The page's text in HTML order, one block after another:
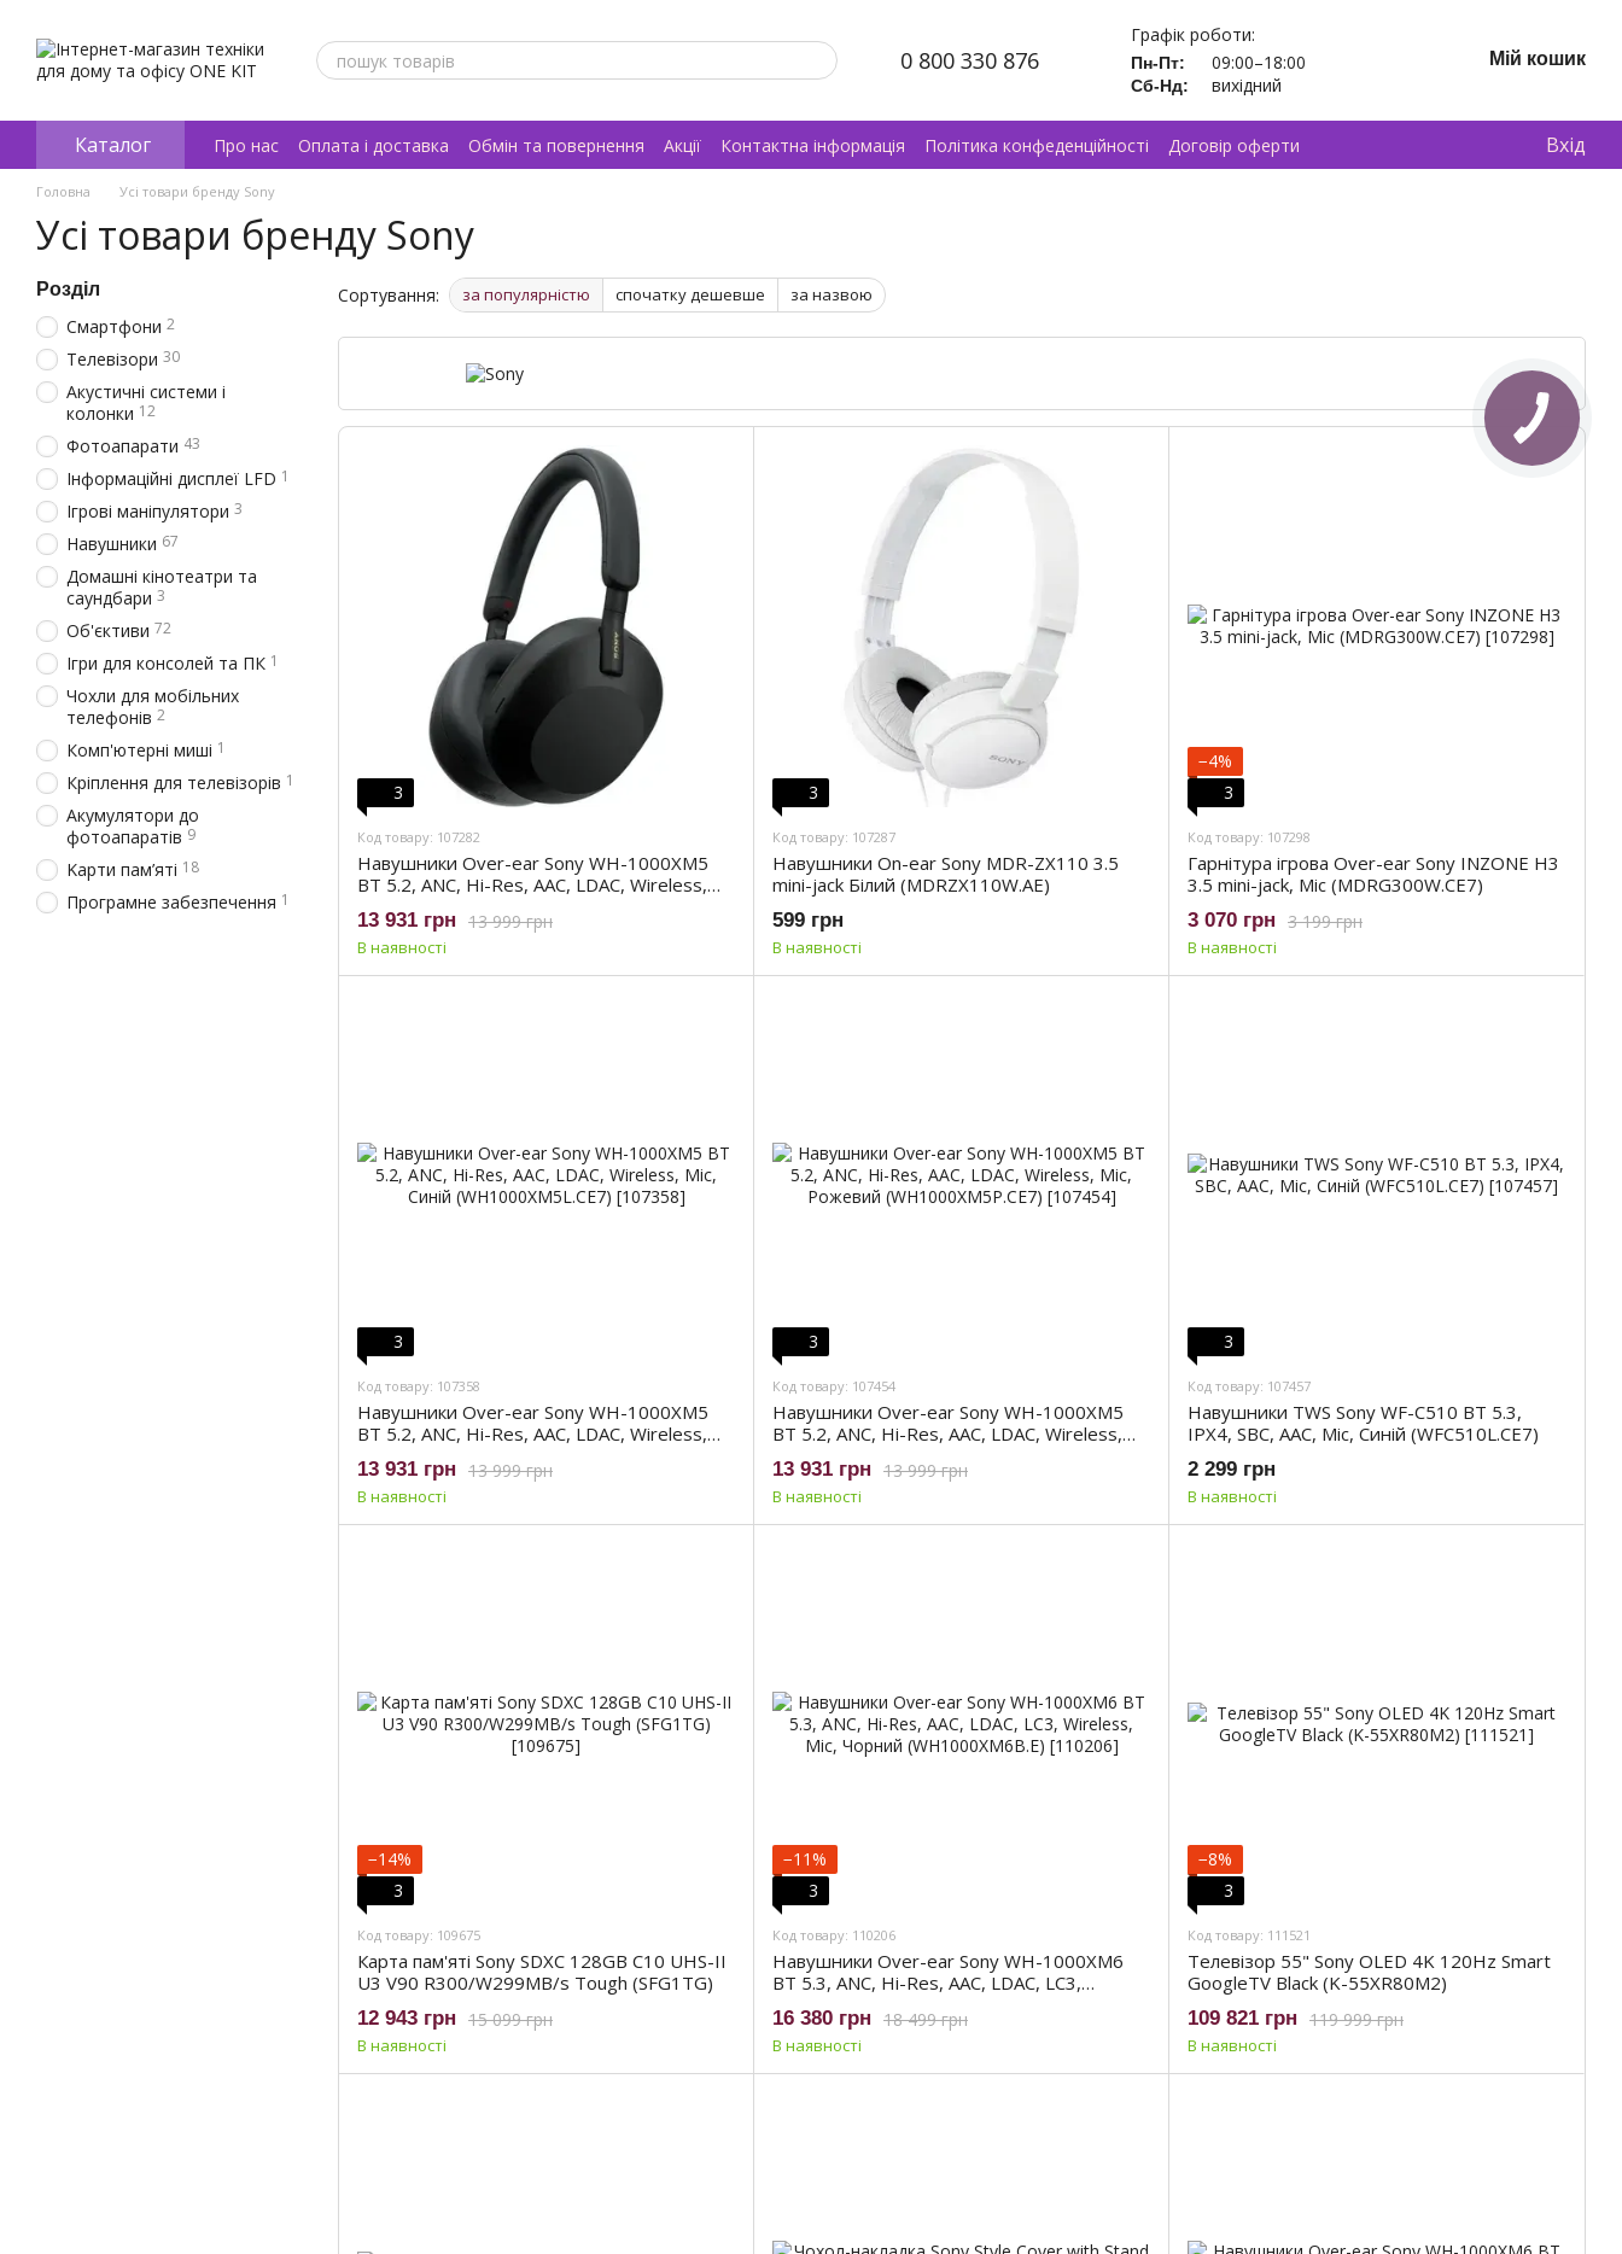
0 800 330 876
Графік роботи:
Пн-Пт: 09:00–18:00
Сб-Нд: вихідний
Мій кошик
Каталог Про нас Оплата і доставка Обмін та повернення Акції Контактна інформація Політика конфеденційності
Договір оферти
Відгуки про магазин
Вхід
Головна Усі товари бренду Sony
Усі товари бренду Sony
Сортування: за популярністю спочатку дешевше за назвою
3
Код товару: 107282
Навушники Over-ear Sony WH-1000XM5
BT 5.2, ANC, Hi-Res, AAC, LDAC, Wireless,
Mic, Чорний (WH1000XM5B.CE7)
13 999 грн
13 931 грн
В наявності
3
Код товару: 107287
Навушники On-ear Sony MDR-ZX110 3.5
mini-jack Білий (MDRZX110W.AE)
599 грн
В наявності
−4%
3
Код товару: 107298
Гарнітура ігрова Over-ear Sony INZONE H3
3.5 mini-jack, Mic (MDRG300W.CE7)
3 199 грн
3 070 грн
В наявності
3
Код товару: 107358
Навушники Over-ear Sony WH-1000XM5
BT 5.2, ANC, Hi-Res, AAC, LDAC, Wireless,
Mic, Синій (WH1000XM5L.CE7)
13 999 грн
13 931 грн
В наявності
3
Код товару: 107454
Навушники Over-ear Sony WH-1000XM5
BT 5.2, ANC, Hi-Res, AAC, LDAC, Wireless,
Mic, Рожевий (WH1000XM5P.CE7)
13 999 грн
13 931 грн
В наявності
3
Код товару: 107457
Навушники TWS Sony WF-C510 BT 5.3,
IPX4, SBC, AAC, Mic, Синій (WFC510L.CE7)
2 299 грн
В наявності
−14%
3
Код товару: 109675
Карта пам'яті Sony SDXC 128GB C10 UHS-II
U3 V90 R300/W299MB/s Tough (SFG1TG)
15 099 грн
12 943 грн
В наявності
−11%
3
Код товару: 110206
Навушники Over-ear Sony WH-1000XM6
BT 5.3, ANC, Hi-Res, AAC, LDAC, LC3,
Wireless, Mic, Чорний (WH1000XM6B.E)
18 499 грн
16 380 грн
В наявності
−8%
3
Код товару: 111521
Телевізор 55" Sony OLED 4K 120Hz Smart
GoogleTV Black (K-55XR80M2)
119 999 грн
109 821 грн
В наявності
Розділ
Смартфони 2
Телевізори 30
Акустичні системи і
колонки 12
Фотоапарати 43
Інформаційні дисплеї LFD 1
Ігрові маніпулятори 3
Навушники 67
Домашні кінотеатри та
саундбари 3
Об'єктиви 72
Ігри для консолей та ПК 1
Чохли для мобільних
телефонів 2
Комп'ютерні миші 1
Кріплення для телевізорів 1
Акумулятори до
фотоапаратів 9
Kарти пам’яті 18
Програмне забезпечення 1